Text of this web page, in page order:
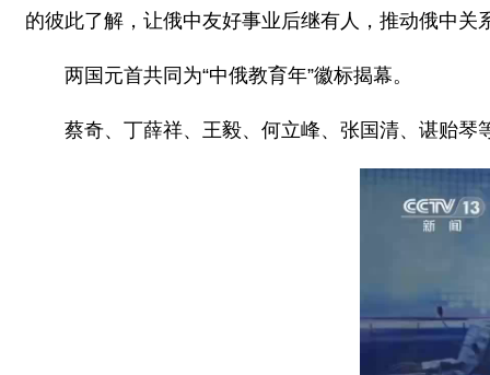
的彼此了解，让俄中友好事业后继有人，推动俄中关
两国元首共同为“中俄教育年”徽标揭幕。
蔡奇、丁薛祥、王毅、何立峰、张国清、谌贻琴